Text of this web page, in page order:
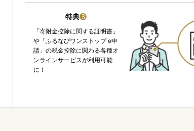
特典❸
「寄附金控除に関する証明書」
や「ふるなびワンストップ e申
請」の税金控除に関わる各種オ
ンラインサービスが利用可能
に！